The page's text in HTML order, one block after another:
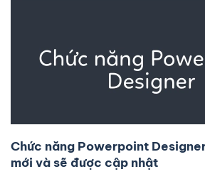
Chức năng Powerpoint
mới và sẽ được cập nhật